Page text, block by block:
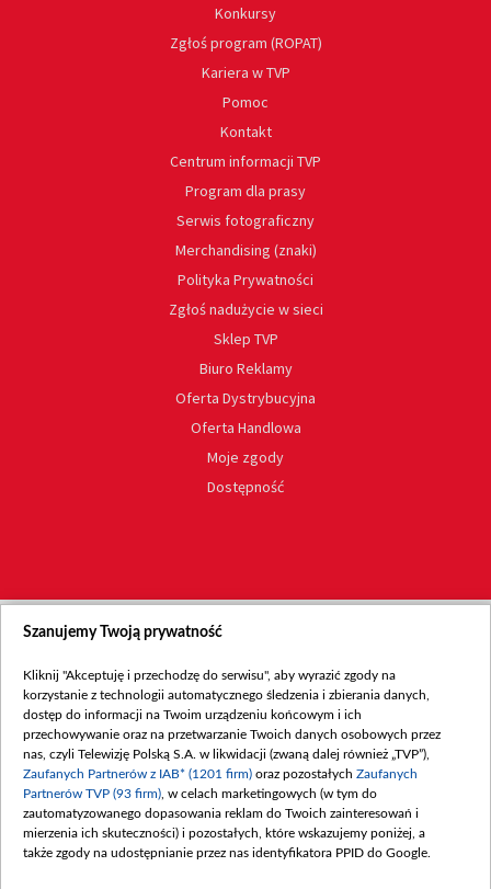
Konkursy
Zgłoś program (ROPAT)
Kariera w TVP
Pomoc
Kontakt
Centrum informacji TVP
Program dla prasy
Serwis fotograficzny
Merchandising (znaki)
Polityka Prywatności
Zgłoś nadużycie w sieci
Sklep TVP
Biuro Reklamy
Oferta Dystrybucyjna
Oferta Handlowa
Moje zgody
Dostępność
Szanujemy Twoją prywatność
Kliknij "Akceptuję i przechodzę do serwisu", aby wyrazić zgody na
korzystanie z technologii automatycznego śledzenia i zbierania danych,
dostęp do informacji na Twoim urządzeniu końcowym i ich
przechowywanie oraz na przetwarzanie Twoich danych osobowych przez
nas, czyli Telewizję Polską S.A. w likwidacji (zwaną dalej również „TVP”),
Zaufanych Partnerów z IAB* (1201 firm) oraz pozostałych Zaufanych
Partnerów TVP (93 firm) , w celach marketingowych (w tym do
zautomatyzowanego dopasowania reklam do Twoich zainteresowań i
mierzenia ich skuteczności) i pozostałych, które wskazujemy poniżej, a
także zgody na udostępnianie przez nas identyfikatora PPID do Google.